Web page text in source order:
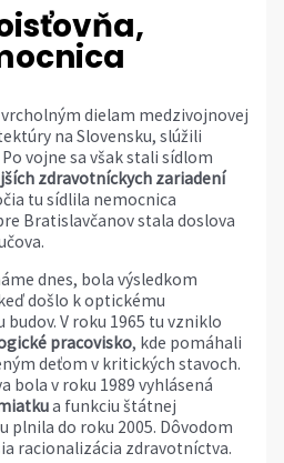
dielam medzivojnovej
na Slovensku, slúžili
Po vojne sa však stali sídlom
zdravotníckych zariadení
tu sídlila nemocnica
Bratislavčanov stala doslova
dnes, bola výsledkom
došlo k optickému
V roku 1965 tu vzniklo
pracovisko, kde pomáhali
deťom v kritických stavoch.
bola v roku 1989 vyhlásená
a funkciu štátnej
plnila do roku 2005. Dôvodom
racionalizácia zdravotníctva.